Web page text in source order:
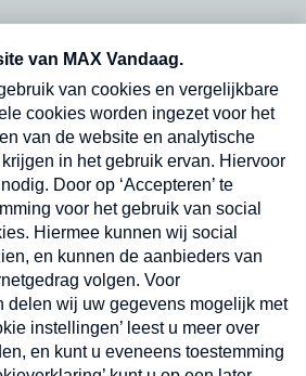
en dinsdagochtend in
Verzend